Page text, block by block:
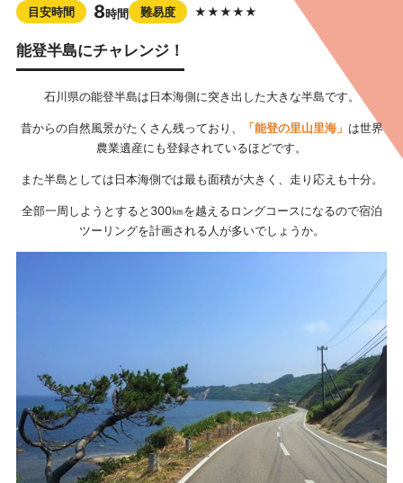
目安時間
8時間 難易度 ★★★★★
能登半島にチャレンジ！
石川県の能登半島は日本海側に突き出した大きな半島です。
昔からの自然風景がたくさん残っており、 「能登の里山里海」 は世界
農業遺産にも登録されているほどです。
また半島としては日本海側では最も面積が大きく、走り応えも十分。
全部一周しようとすると300㎞を越えるロングコースになるので宿泊
ツーリングを計画される人が多いでしょうか。